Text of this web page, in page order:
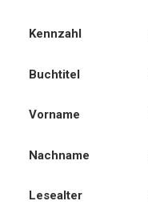
Kennzahl
Buchtitel
Vorname
Nachname
Lesealter